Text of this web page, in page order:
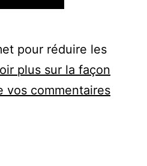
pour réduire les
plus sur la façon
vos commentaires